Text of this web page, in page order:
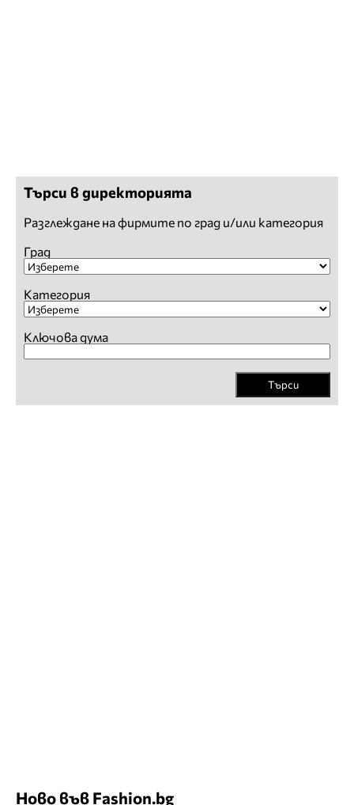
Търси в директорията
Разглеждане на фирмите по град и/или категория
Град
Категория
Ключова дума
Търси
Ново във Fashion.bg